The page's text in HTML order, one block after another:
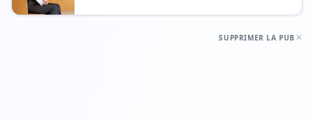
SUPPRIMER LA PUB